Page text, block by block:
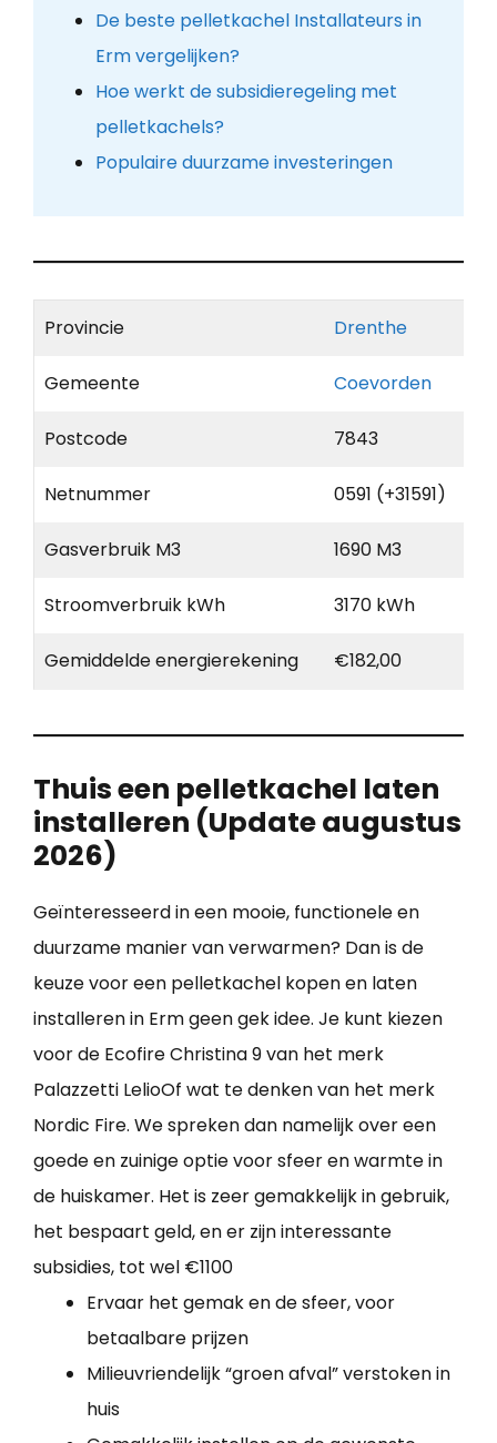
De beste pelletkachel Installateurs in
Erm vergelijken?
Hoe werkt de subsidieregeling met
pelletkachels?
Populaire duurzame investeringen
Provincie Drenthe
Gemeente Coevorden
Postcode 7843
Netnummer 0591 (+31591)
Gasverbruik M3 1690 M3
Stroomverbruik kWh 3170 kWh
Gemiddelde energierekening €182,00
Thuis een pelletkachel laten
installeren (Update augustus
2026)
Geïnteresseerd in een mooie, functionele en
duurzame manier van verwarmen? Dan is de
keuze voor een pelletkachel kopen en laten
installeren in Erm geen gek idee. Je kunt kiezen
voor de Ecofire Christina 9 van het merk
Palazzetti LelioOf wat te denken van het merk
Nordic Fire. We spreken dan namelijk over een
goede en zuinige optie voor sfeer en warmte in
de huiskamer. Het is zeer gemakkelijk in gebruik,
het bespaart geld, en er zijn interessante
subsidies, tot wel €1100
Ervaar het gemak en de sfeer, voor
betaalbare prijzen
Milieuvriendelijk “groen afval” verstoken in
huis